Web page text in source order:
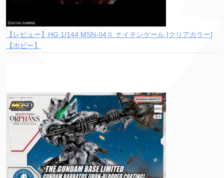
【レビュー】HG 1/144 MSN-04Ⅱ ナイチンゲール [クリアカラー]
【ホビー】